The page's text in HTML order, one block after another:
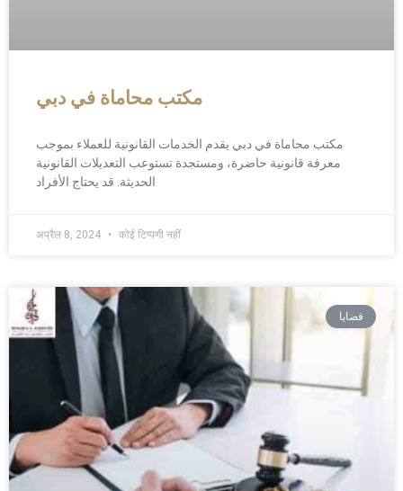
مكتب محاماة في دبي
مكتب محاماة في دبي يقدم الخدمات القانونية للعملاء بموجب
معرفة قانونية حاضرة، ومستجدة تستوعب التعديلات القانونية
الحديثة. قد يحتاج الأفراد
अप्रैल 8, 2024 कोई टिप्पणी नहीं
قضايا